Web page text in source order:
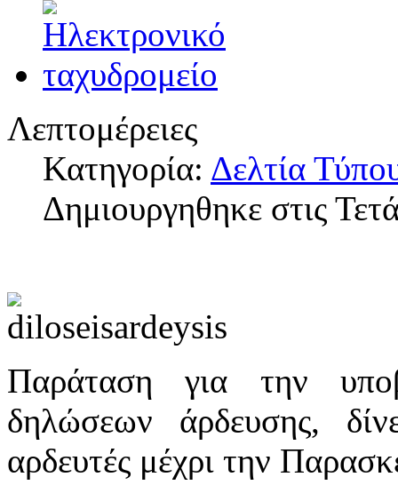
Λεπτομέρειες
Κατηγορία: Δελτία
Δημιουργηθηκε στις
Παράταση για την
δηλώσεων άρδευσης,
αρδευτές μέχρι την